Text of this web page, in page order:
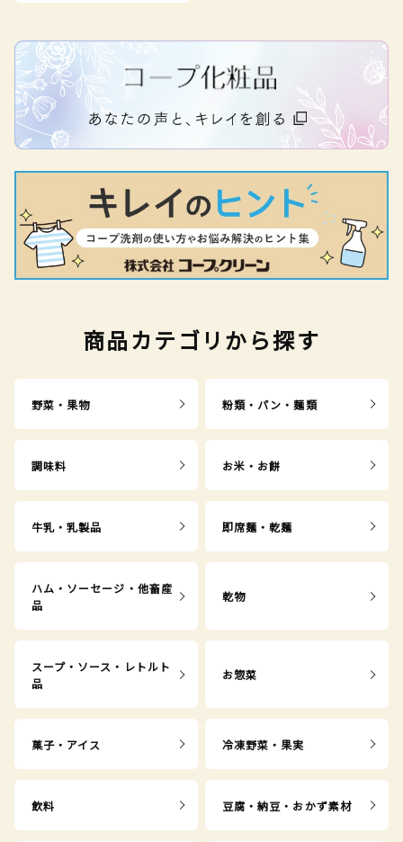
商品カテゴリから探す
野菜・果物 粉類・パン・麺類
調味料 お米・お餅
牛乳・乳製品 即席麺・乾麺
ハム・ソーセージ・他畜産
品
乾物
スープ・ソース・レトルト
品
お惣菜
菓子・アイス 冷凍野菜・果実
飲料 豆腐・納豆・おかず素材